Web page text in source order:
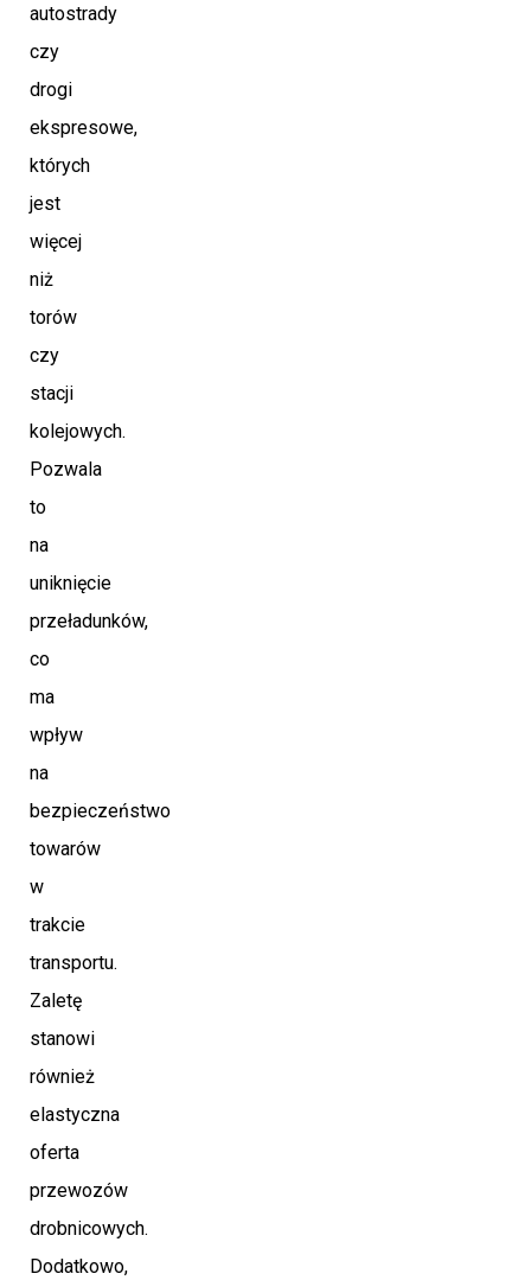
autostrady
czy
drogi
ekspresowe,
których
jest
więcej
niż
torów
czy
stacji
kolejowych.
Pozwala
to
na
uniknięcie
przeładunków,
co
ma
wpływ
na
bezpieczeństwo
towarów
w
trakcie
transportu.
Zaletę
stanowi
również
elastyczna
oferta
przewozów
drobnicowych.
Dodatkowo,